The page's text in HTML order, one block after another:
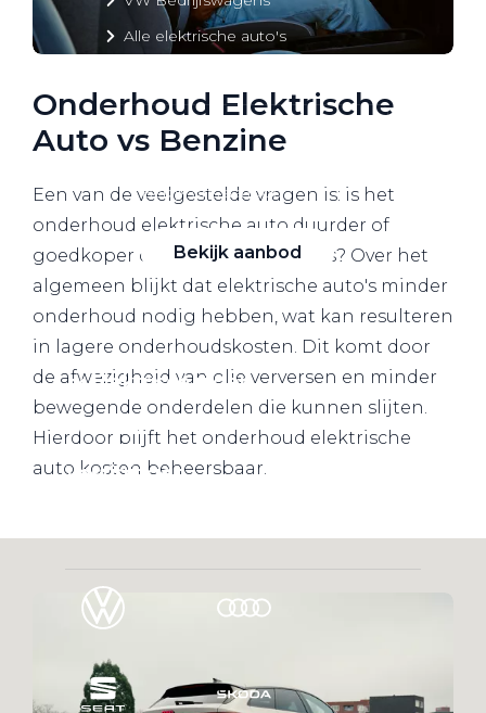
Alle elektrische auto's
Bekijk ons aanbod
Bekijk aanbod
Elektrisch rijden
Verhuur
Vestigingen
Onderhoud Elektrische
Auto vs Benzine
Een van de veelgestelde vragen is: is het
onderhoud elektrische auto duurder of
goedkoper dan bij benzineauto's? Over het
algemeen blijkt dat elektrische auto's minder
onderhoud nodig hebben, wat kan resulteren
in lagere onderhoudskosten. Dit komt door
de afwezigheid van olie verversen en minder
bewegende onderdelen die kunnen slijten.
Hierdoor blijft het onderhoud elektrische
auto kosten beheersbaar.